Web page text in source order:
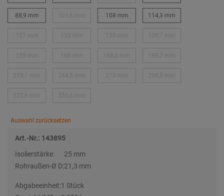
88,9 mm 108 mm 114,3 mm
Auswahl zurücksetzen
Art.-Nr.: 143895
Isolierstärke:
25 mm
Rohraußen-Ø D:21,3 mm
Abgabeeinheit:1 Stück